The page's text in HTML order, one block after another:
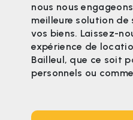
nous nous
meilleure solution
vos biens. Laissez-
expérience de
Bailleul, que ce soit
personnels ou